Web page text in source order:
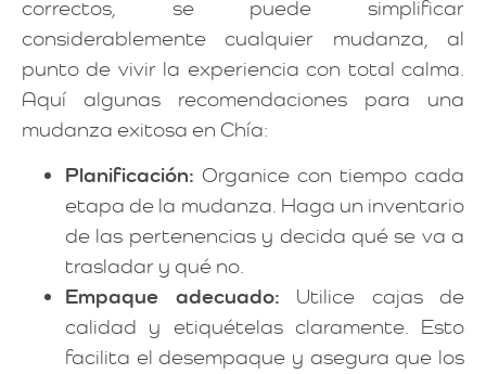
correctos, se puede simplificar
considerablemente cualquier mudanza, al
punto de vivir la experiencia con total calma.
Aquí algunas recomendaciones para una
mudanza exitosa en Chía:
Planificación: Organice con tiempo cada
etapa de la mudanza. Haga un inventario
de las pertenencias y decida qué se va a
trasladar y qué no.
Empaque adecuado: Utilice cajas de
calidad y etiquételas claramente. Esto
facilita el desempaque y asegura que los